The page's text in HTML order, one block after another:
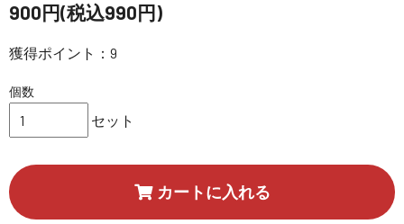
900円(税込990円)
獲得ポイント：9
個数
セット
カートに入れる